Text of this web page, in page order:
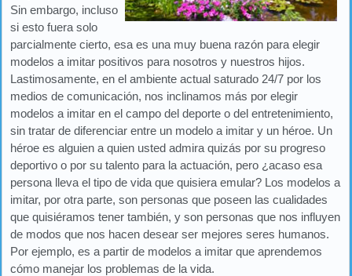
Sin embargo, incluso
si esto fuera solo
parcialmente cierto, esa es una muy buena razón para elegir
modelos a imitar positivos para nosotros y nuestros hijos.
Lastimosamente, en el ambiente actual saturado 24/7 por los
medios de comunicación, nos inclinamos más por elegir
modelos a imitar en el campo del deporte o del entretenimiento,
sin tratar de diferenciar entre un modelo a imitar y un héroe. Un
héroe es alguien a quien usted admira quizás por su progreso
deportivo o por su talento para la actuación, pero ¿acaso esa
persona lleva el tipo de vida que quisiera emular? Los modelos a
imitar, por otra parte, son personas que poseen las cualidades
que quisiéramos tener también, y son personas que nos influyen
de modos que nos hacen desear ser mejores seres humanos.
Por ejemplo, es a partir de modelos a imitar que aprendemos
cómo manejar los problemas de la vida.